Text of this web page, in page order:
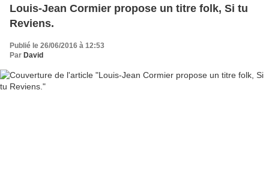
Louis-Jean Cormier propose un titre folk, Si tu
Reviens.
Publié le 26/06/2016 à 12:53
Par David